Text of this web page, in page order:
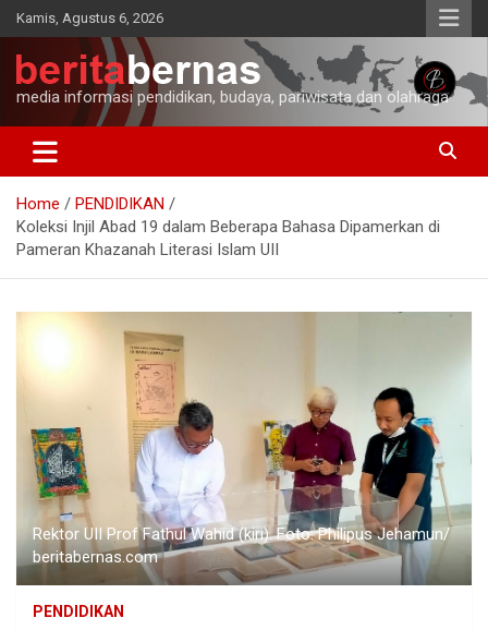
Skip
to
content
Kamis, Agustus 6, 2026
media informasi pendidikan, budaya, pariwisata dan olahraga
Home
PENDIDIKAN
Koleksi Injil Abad 19 dalam Beberapa Bahasa Dipamerkan di
Pameran Khazanah Literasi Islam UII
Rektor UII Prof Fathul Wahid (kiri). Foto: Philipus Jehamun/
beritabernas.com
PENDIDIKAN